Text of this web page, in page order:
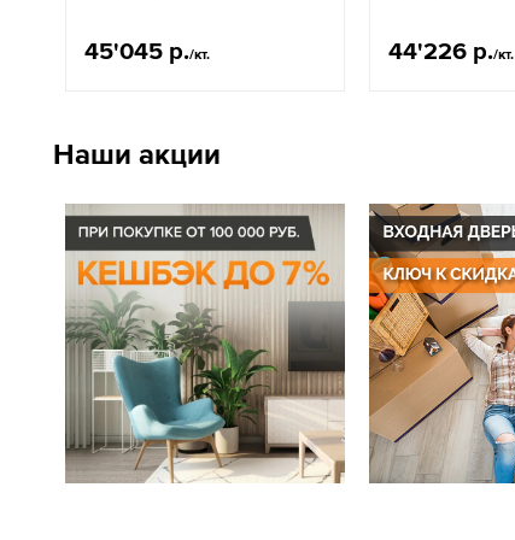
45'045 р./кт. 44'226 р./кт.
Наши акции